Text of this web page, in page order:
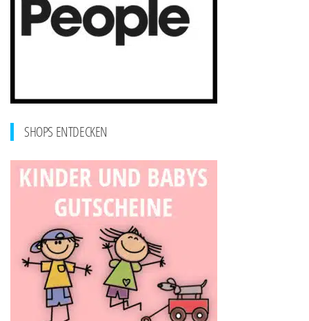
SHOPS ENTDECKEN